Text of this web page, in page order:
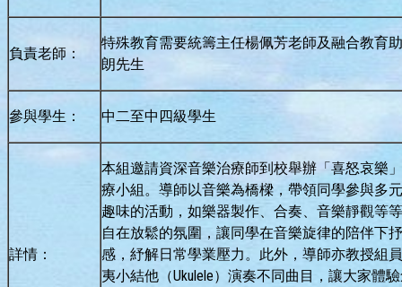
負責老師：
特殊教育需要統籌主任楊佩芳老師及融合教育
朗先生
參與學生： 中二至中四級學生
詳情：
本組邀請資深音樂治療師到校舉辦「喜怒哀樂
療小組。導師以音樂為橋樑，帶領同學參與多
趣味的活動，如樂器製作、合奏、音樂靜觀等
自在放鬆的氛圍，讓同學在音樂旋律的陪伴下
感，紓解日常學業壓力。此外，導師亦教授組
夷小結他（Ukulele）演奏不同曲目，讓大家體